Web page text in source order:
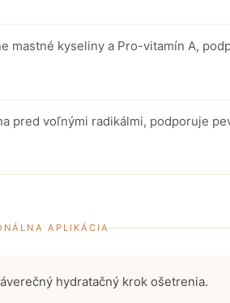
mastné kyseliny a Pro-vitamín A,
pred voľnými radikálmi, podporuje
APLIKÁCIA
hydratačný krok ošetrenia.